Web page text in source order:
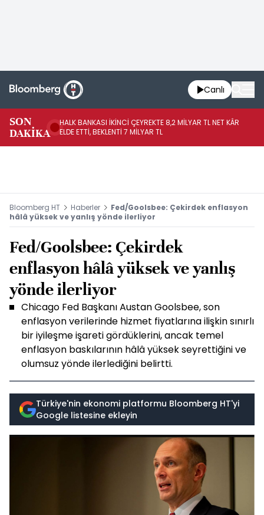
Canlı
SON
DAKİKA
HALK BANKASI İKİNCİ ÇEYREKTE 8,2 MİLYAR TL NET KÂR
ELDE ETTİ, BEKLENTİ 7 MİLYAR TL
Bloomberg HT Haberler
Fed/Goolsbee: Çekirdek enflasyon
hâlâ yüksek ve yanlış yönde ilerliyor
Fed/Goolsbee: Çekirdek
enflasyon hâlâ yüksek ve yanlış
yönde ilerliyor
Chicago Fed Başkanı Austan Goolsbee, son
enflasyon verilerinde hizmet fiyatlarına ilişkin sınırlı
bir iyileşme işareti gördüklerini, ancak temel
enflasyon baskılarının hâlâ yüksek seyrettiğini ve
olumsuz yönde ilerlediğini belirtti.
Türkiye'nin ekonomi platformu Bloomberg HT'yi
Google listesine ekleyin